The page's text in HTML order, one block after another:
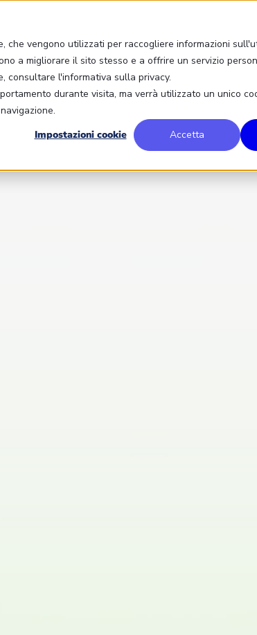
vengono utilizzati per raccogliere informazioni
a migliorare il sito stesso e a offrire un servizio
consultare l'informativa sulla privacy.
durante visita, ma verrà utilizzato un unico
Impostazioni cookie
Accetta